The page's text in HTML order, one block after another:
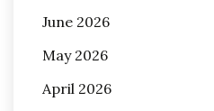
June 2026
May 2026
April 2026